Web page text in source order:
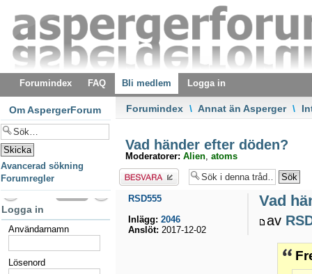
Forumindex FAQ Bli medlem Logga in
Forumindex \ Annat än Asperger \
Vad händer efter döden?
Moderatorer: Alien, atoms
Besvara
Vad
av
RSD555
Inlägg: 2046
Anslöt: 2017-12-02
Om AspergerForum
Avancerad sökning
Forumregler
Logga in
Användarnamn
Lösenord